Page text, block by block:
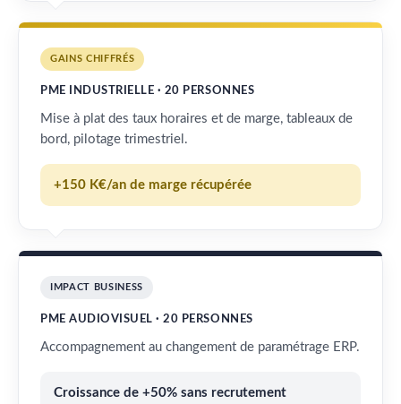
GAINS CHIFFRÉS
PME INDUSTRIELLE · 20 PERSONNES
Mise à plat des taux horaires et de marge, tableaux de
bord, pilotage trimestriel.
+150 K€/an de marge récupérée
IMPACT BUSINESS
PME AUDIOVISUEL · 20 PERSONNES
Accompagnement au changement de paramétrage ERP.
Croissance de +50% sans recrutement